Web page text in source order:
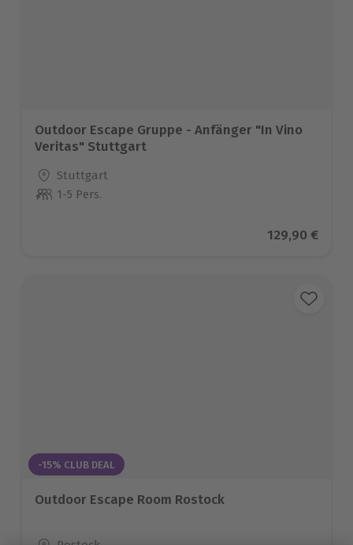
Outdoor Escape Gruppe - Anfänger "In Vino
Veritas" Stuttgart
Standort
Stuttgart
Anzahl der Teilnehmer
1-5 Pers.
Aktueller
129,90 €
-15% CLUB DEAL
Outdoor Escape Room Rostock